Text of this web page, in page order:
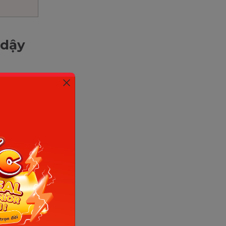
cơ thể
thể:
thì,
kín,
và bộ